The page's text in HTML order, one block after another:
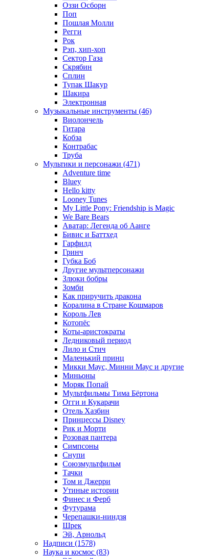
Оззи Осборн
Поп
Пошлая Молли
Регги
Рок
Рэп, хип-хоп
Сектор Газа
Скрябин
Сплин
Тупак Шакур
Шакира
Электронная
Музыкальные инструменты (46)
Виолончель
Гитара
Кобза
Контрабас
Труба
Мультики и персонажи (471)
Adventure time
Bluey
Hello kitty
Looney Tunes
My Little Pony: Friendship is Magic
We Bare Bears
Аватар: Легенда об Аанге
Бивис и Баттхед
Гарфилд
Гринч
Губка Боб
Другие мультперсонажи
Злюки бобры
Зомби
Как приручить дракона
Коралина в Стране Кошмаров
Король Лев
Котопёс
Коты-аристократы
Ледниковый период
Лило и Стич
Маленький принц
Микки Маус, Минни Маус и другие
Миньоны
Моряк Попай
Мультфильмы Тима Бёртона
Огги и Кукарачи
Отель Хазбин
Принцессы Disney
Рик и Морти
Розовая пантера
Симпсоны
Снупи
Союзмультфильм
Тачки
Том и Джерри
Утиные истории
Финес и Ферб
Футурама
Черепашки-ниндзя
Шрек
Эй, Арнольд
Надписи (1578)
Наука и космос (83)